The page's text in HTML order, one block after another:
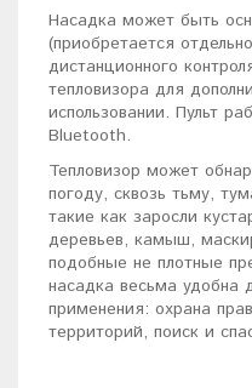
Насадка может быть
(приобретается
дистанционного
тепловизора для
использовании. Пульт
Bluetooth.
Тепловизор может
погоду, сквозь тьму,
такие как заросли
деревьев, камыш,
подобные не плотные
насадка весьма удобна
применения: охрана
территорий, поиск и